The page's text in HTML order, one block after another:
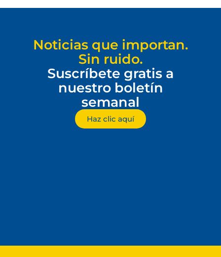
Noticias que importan.
Sin ruido.
Suscríbete gratis a
nuestro boletín
semanal
Haz clic aquí